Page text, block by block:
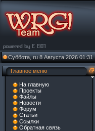
Суббота, ru 8 Августа 2026 01:31
Главное меню
На главную
Проекты
Файлы
Новости
Форум
Статьи
Ссылки
Обратная связь